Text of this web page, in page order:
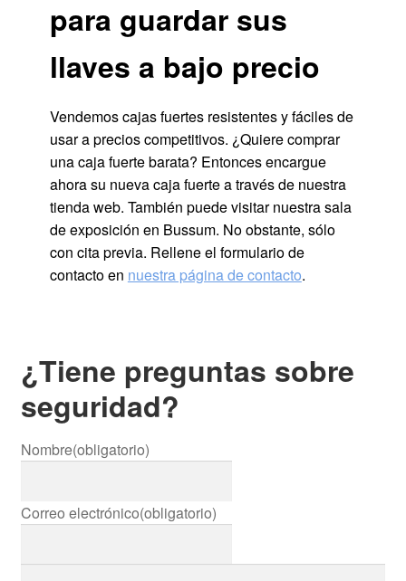
para guardar sus
llaves a bajo precio
Vendemos cajas fuertes resistentes y fáciles de
usar a precios competitivos. ¿Quiere comprar
una caja fuerte barata? Entonces encargue
ahora su nueva caja fuerte a través de nuestra
tienda web. También puede visitar nuestra sala
de exposición en Bussum. No obstante, sólo
con cita previa. Rellene el formulario de
contacto en nuestra página de contacto.
¿Tiene preguntas sobre
seguridad?
Nombre(obligatorio)
Correo electrónico(obligatorio)